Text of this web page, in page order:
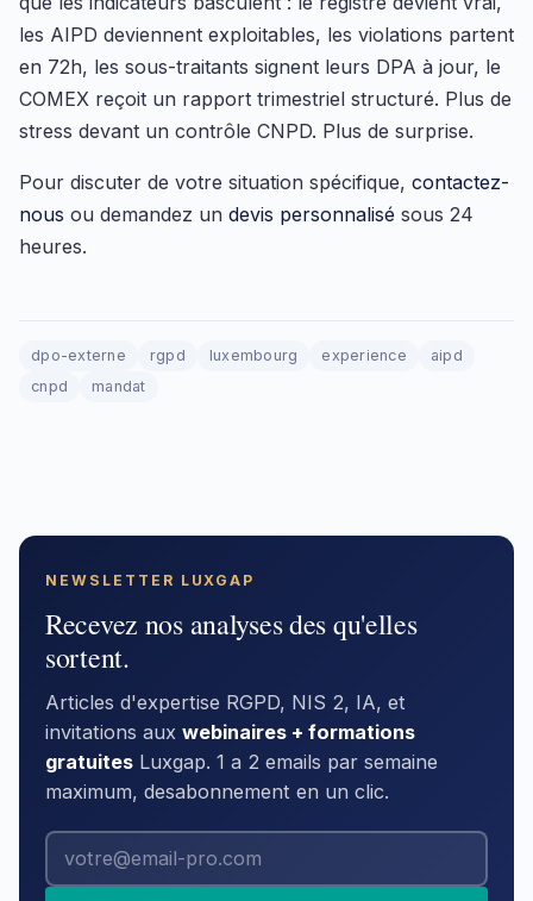
les AIPD deviennent exploitables, les violations partent
en 72h, les sous-traitants signent leurs DPA à jour, le
COMEX reçoit un rapport trimestriel structuré. Plus de
stress devant un contrôle CNPD. Plus de surprise.
Pour discuter de votre situation spécifique, contactez-
nous ou demandez un devis personnalisé sous 24
heures.
dpo-externe rgpd luxembourg experience
aipd
cnpd
mandat
NEWSLETTER LUXGAP
Recevez nos analyses des qu'elles
sortent.
Articles d'expertise RGPD, NIS 2, IA, et
invitations aux webinaires + formations
gratuites Luxgap. 1 a 2 emails par semaine
maximum, desabonnement en un clic.